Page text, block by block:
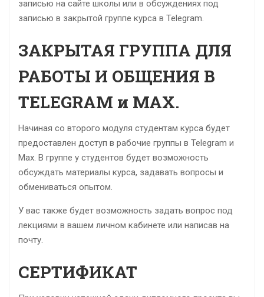
записью на сайте школы или в обсуждениях под
записью в закрытой группе курса в Telegram.
ЗАКРЫТАЯ ГРУППА ДЛЯ
РАБОТЫ И ОБЩЕНИЯ В
TELEGRAM и MAX.
Начиная со второго модуля студентам курса будет
предоставлен доступ в рабочие группы в Telegram и
Max. В группе у студентов будет возможность
обсуждать материалы курса, задавать вопросы и
обмениваться опытом.
У вас также будет возможность задать вопрос под
лекциями в вашем личном кабинете или написав на
почту.
СЕРТИФИКАТ